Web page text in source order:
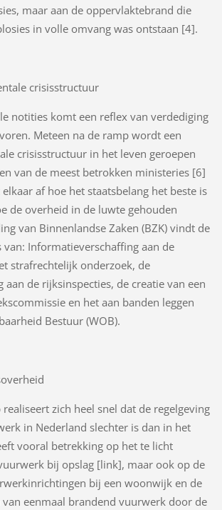
maar aan de oppervlaktebrand die
in volle omvang was ontstaan [4].
crisisstructuur
notities komt een reflex van verdediging
Meteen na de ramp wordt een
crisisstructuur in het leven geroepen
van de meest betrokken ministeries [6]
af hoe het staatsbelang het beste is
de overheid in de luwte gehouden
van Binnenlandse Zaken (BZK) vindt de
van: Informatieverschaffing aan de
strafrechtelijk onderzoek, de
aan de rijksinspecties, de creatie van een
en het aan banden leggen
Bestuur (WOB).
zich heel snel dat de regelgeving
in Nederland slechter is dan in het
vooral betrekking op het te licht
bij opslag [link], maar ook op de
bij een woonwijk en de
eenmaal brandend vuurwerk door de